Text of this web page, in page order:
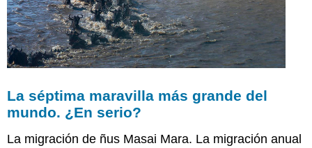
La séptima maravilla más grande del
mundo. ¿En serio?
La migración de ñus Masai Mara. La migración anual